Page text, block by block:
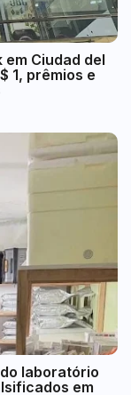
Ciudad del
1, prêmios e
laboratório
em